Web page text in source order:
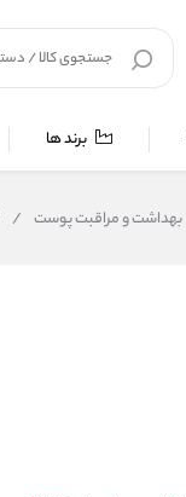
برند ها
بهداشت و مراقبت پوست /